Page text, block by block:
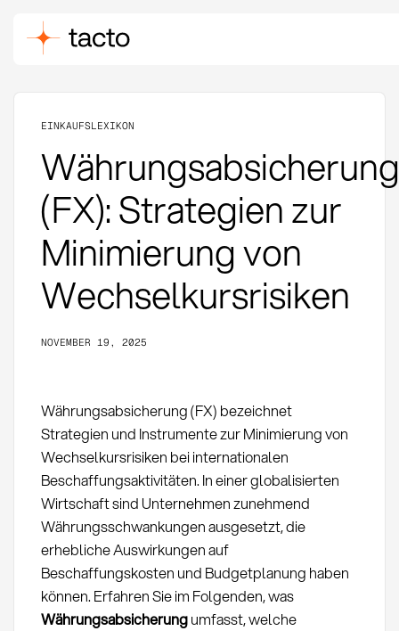
EINKAUFSLEXIKON
Währungsabsicherung
(FX): Strategien zur
Minimierung von
Wechselkursrisiken
NOVEMBER 19, 2025
Währungsabsicherung (FX) bezeichnet
Strategien und Instrumente zur Minimierung von
Wechselkursrisiken bei internationalen
Beschaffungsaktivitäten. In einer globalisierten
Wirtschaft sind Unternehmen zunehmend
Währungsschwankungen ausgesetzt, die
erhebliche Auswirkungen auf
Beschaffungskosten und Budgetplanung haben
können. Erfahren Sie im Folgenden, was
Währungsabsicherungumfasst, welche